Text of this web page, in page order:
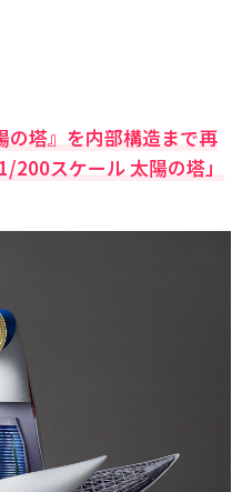
の塔』を内部構造まで再
スケール 太陽の塔」